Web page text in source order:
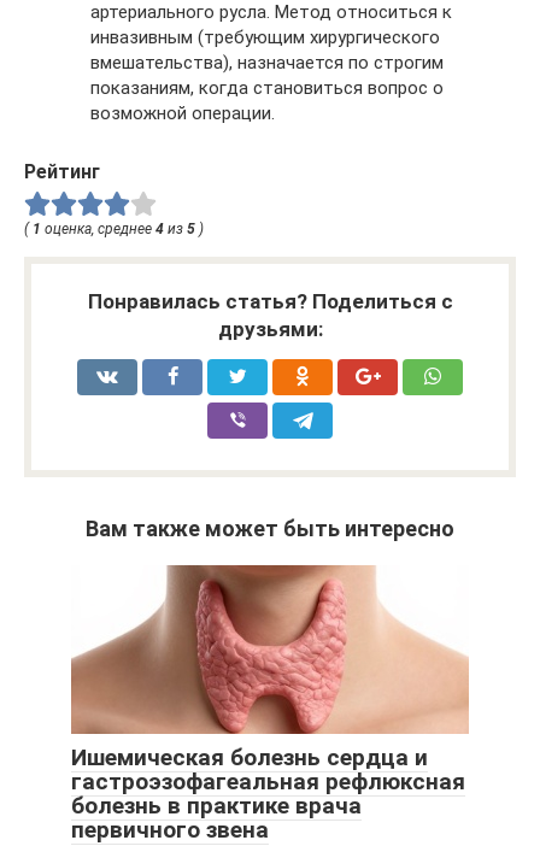
артериального русла. Метод относиться к
инвазивным (требующим хирургического
вмешательства), назначается по строгим
показаниям, когда становиться вопрос о
возможной операции.
Рейтинг
( 1 оценка, среднее 4 из 5 )
Понравилась статья? Поделиться с
друзьями:
Вам также может быть интересно
Ишемическая болезнь сердца и
гастроэзофагеальная рефлюксная
болезнь в практике врача
первичного звена